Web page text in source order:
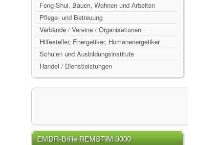
Feng-Shui, Bauen, Wohnen und Arbeiten
Pflege- und Betreuung
Verbände / Vereine / Organisationen
Hilfesteller, Energetiker, Humanenergetiker
Schulen und Ausbildungsinstitute
Handel / Dienstleistungen
EMDR-Brille REMSTIM 3000